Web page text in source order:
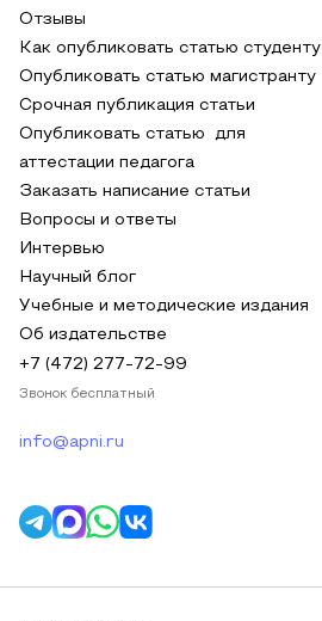
Отзывы
Как опубликовать статью студенту
Опубликовать статью магистранту
Срочная публикация статьи
Опубликовать статью для
аттестации педагога
Заказать написание статьи
Вопросы и ответы
Интервью
Научный блог
Учебные и методические издания
Об издательстве
+7 (472) 277-72-99
Звонок бесплатный
info@apni.ru